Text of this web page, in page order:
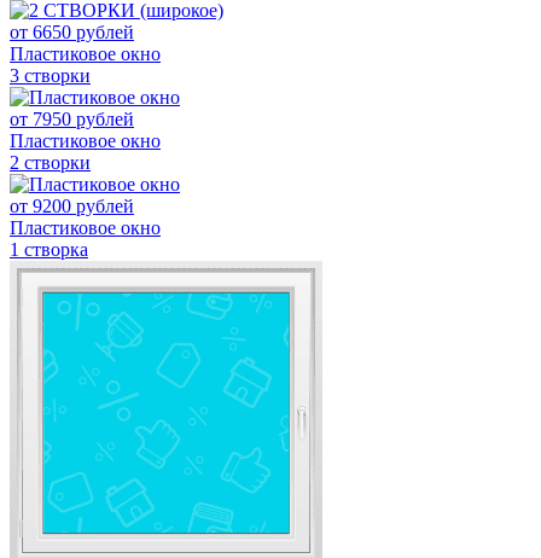
от 6650 рублей
Пластиковое окно
3 створки
от 7950 рублей
Пластиковое окно
2 створки
от 9200 рублей
Пластиковое окно
1 створка